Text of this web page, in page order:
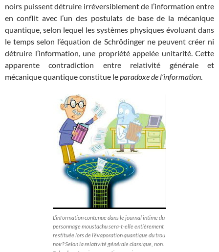
noirs puissent détruire irréversiblement de l’information entre
en conflit avec l’un des postulats de base de la mécanique
quantique, selon lequel les systèmes physiques évoluant dans
le temps selon l’équation de Schrödinger ne peuvent créer ni
détruire l’information, une propriété appelée unitarité. Cette
apparente contradiction entre relativité générale et
mécanique quantique constitue leparadoxe de l’information.
L’information contenue dans le journal intime du
personnage moustachu sera-t-elle entièrement
restituée lors de l’évaporation quantique du trou
noir? Selon la relativité générale classique, non.